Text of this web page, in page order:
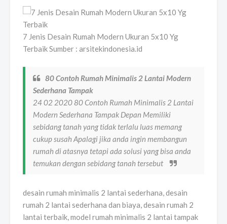
7 Jenis Desain Rumah Modern Ukuran 5x10 Yg
Terbaik Sumber : arsitekindonesia.id
80 Contoh Rumah Minimalis 2 Lantai Modern
Sederhana Tampak
24 02 2020 80 Contoh Rumah Minimalis 2 Lantai
Modern Sederhana Tampak Depan Memiliki
sebidang tanah yang tidak terlalu luas memang
cukup susah Apalagi jika anda ingin membangun
rumah di atasnya tetapi ada solusi yang bisa anda
temukan dengan sebidang tanah tersebut
desain rumah minimalis 2 lantai sederhana, desain
rumah 2 lantai sederhana dan biaya, desain rumah 2
lantai terbaik, model rumah minimalis 2 lantai tampak